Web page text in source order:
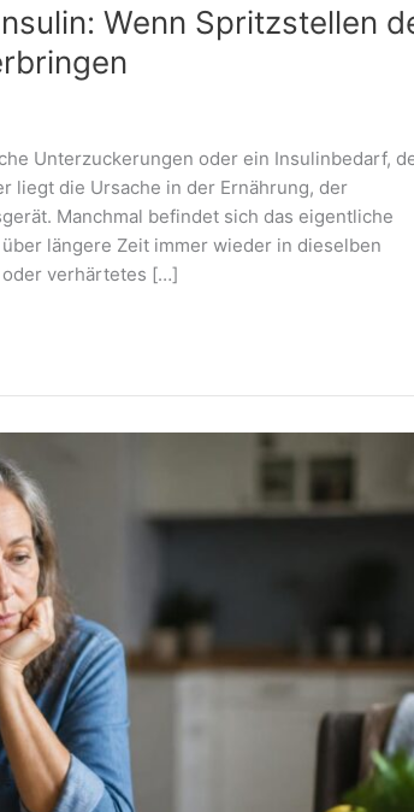
Wenn Spritzstellen
Unterzuckerungen oder ein Insulinbedarf,
liegt die Ursache in der Ernährung, der
Manchmal befindet sich das eigentliche
längere Zeit immer wieder in dieselben
verhärtetes […]